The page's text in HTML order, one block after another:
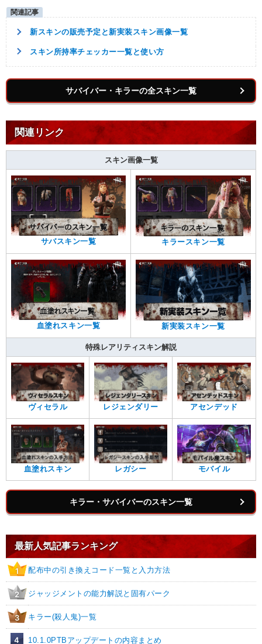
新スキンの販売予定と新実装スキン画像一覧
スキン所持率チェッカー一覧と使い方
サバイバー・キラーの全スキン一覧
関連リンク
スキン画像一覧
サバスキン一覧 キラースキン一覧
血塗れスキン一覧 新実装スキン一覧
特殊レアリティスキン解説
ヴィセラル レジェンダリー アセンデッド
血塗れスキン レガシー モバイル
キラー・サバイバーのスキン一覧
最新人気記事ランキング
1 配布中の引き換えコード一覧と入力方法
2 ジャッジメントの能力解説と固有パーク
3 キラー(殺人鬼)一覧
4 10.1.0PTBアップデートの内容まとめ